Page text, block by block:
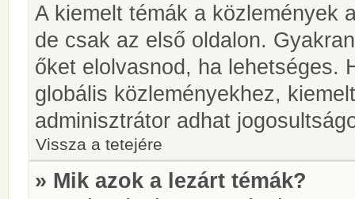
A kiemelt témák a közlemények
de csak az első oldalon.
őket elolvasnod, ha lehetséges.
globális közleményekhez,
adminisztrátor adhat
Vissza a tetejére
» Mik azok a lezárt témák?